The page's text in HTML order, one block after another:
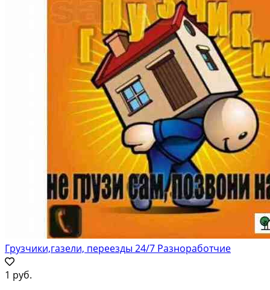
Грузчики,газели, переезды 24/7 Разноработчие
1 руб.